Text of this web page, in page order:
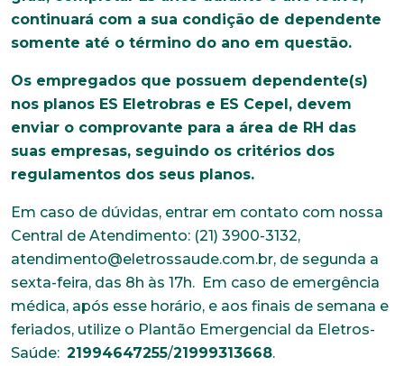
continuará com a sua condição de dependente
somente até o término do ano em questão.
Os empregados que possuem dependente(s)
nos planos ES Eletrobras e ES Cepel, devem
enviar o comprovante para a área de RH das
suas empresas, seguindo os critérios dos
regulamentos dos seus planos.
Em caso de dúvidas, entrar em contato com nossa
Central de Atendimento: (21) 3900-3132,
atendimento@eletrossaude.com.br, de segunda a
sexta-feira, das 8h às 17h. Em caso de emergência
médica, após esse horário, e aos finais de semana e
feriados, utilize o Plantão Emergencial da Eletros-
Saúde: 21994647255/21999313668.
Trabalhe conosco
Faça parte de uma instituição sólida, ética e
comprometida com o bem-estar dos seus
colaboradores. Preencha todos os dados abaixo e